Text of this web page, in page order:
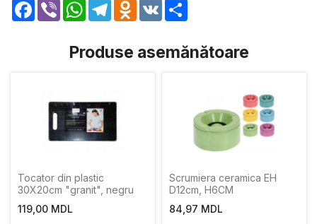
Facebook
Viber WhatsApp
TelegramOdnoklassniki
VK
Produse asemănătoare
Tocator din plastic
30X20сm "granit", negru
119,00 MDL
Scrumiera ceramica EH
D12cm, H6CM
84,97 MDL